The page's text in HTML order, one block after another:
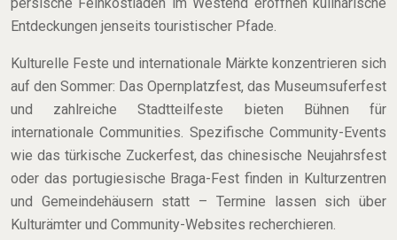
Entdeckungen jenseits touristischer Pfade.
Kulturelle Feste und internationale Märkte konzentrieren sich
auf den Sommer: Das Opernplatzfest, das Museumsuferfest
und zahlreiche Stadtteilfeste bieten Bühnen für
internationale Communities. Spezifische Community-Events
wie das türkische Zuckerfest, das chinesische Neujahrsfest
oder das portugiesische Braga-Fest finden in Kulturzentren
und Gemeindehäusern statt – Termine lassen sich über
Kulturämter und Community-Websites recherchieren.